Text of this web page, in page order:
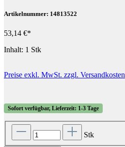
Artikelnummer: 14813522
53,14 €*
Inhalt: 1 Stk
Preise exkl. MwSt. zzgl. Versandkosten
Sofort verfügbar, Lieferzeit: 1-3 Tage
Stk